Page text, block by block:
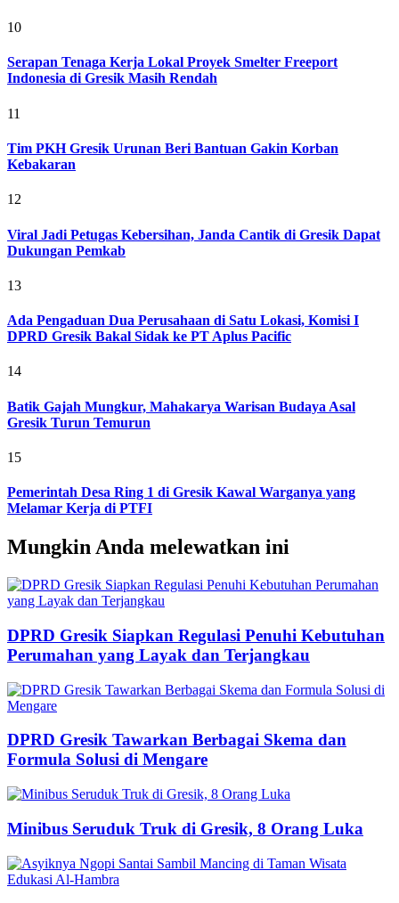
10
Serapan Tenaga Kerja Lokal Proyek Smelter Freeport
Indonesia di Gresik Masih Rendah
11
Tim PKH Gresik Urunan Beri Bantuan Gakin Korban
Kebakaran
12
Viral Jadi Petugas Kebersihan, Janda Cantik di Gresik Dapat
Dukungan Pemkab
13
Ada Pengaduan Dua Perusahaan di Satu Lokasi, Komisi I
DPRD Gresik Bakal Sidak ke PT Aplus Pacific
14
Batik Gajah Mungkur, Mahakarya Warisan Budaya Asal
Gresik Turun Temurun
15
Pemerintah Desa Ring 1 di Gresik Kawal Warganya yang
Melamar Kerja di PTFI
Mungkin Anda melewatkan ini
DPRD Gresik Siapkan Regulasi Penuhi Kebutuhan
Perumahan yang Layak dan Terjangkau
DPRD Gresik Tawarkan Berbagai Skema dan
Formula Solusi di Mengare
Minibus Seruduk Truk di Gresik, 8 Orang Luka